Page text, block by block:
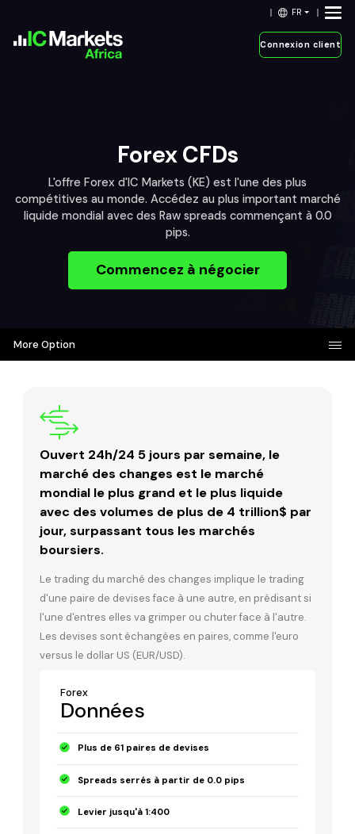
FR
Connexion client
Forex CFDs
L'offre Forex d'IC Markets (KE) est l'une des plus
compétitives au monde. Accédez au plus important marché
liquide mondial avec des Raw spreads commençant à 0.0
pips.
Commencez à négocier
More Option
Ouvert 24h/24 5 jours par semaine, le
marché des changes est le marché
mondial le plus grand et le plus liquide
avec des volumes de plus de 4 trillion$ par
jour, surpassant tous les marchés
boursiers.
Le trading du marché des changes implique le trading
d'une paire de devises face à une autre, en prédisant si
l'une d'entres elles va grimper ou chuter face à l'autre.
Les devises sont échangées en paires, comme l'euro
versus le dollar US (EUR/USD).
Forex
Données
Plus de 61 paires de devises
Spreads serrés à partir de 0.0 pips
Levier jusqu'à 1:400